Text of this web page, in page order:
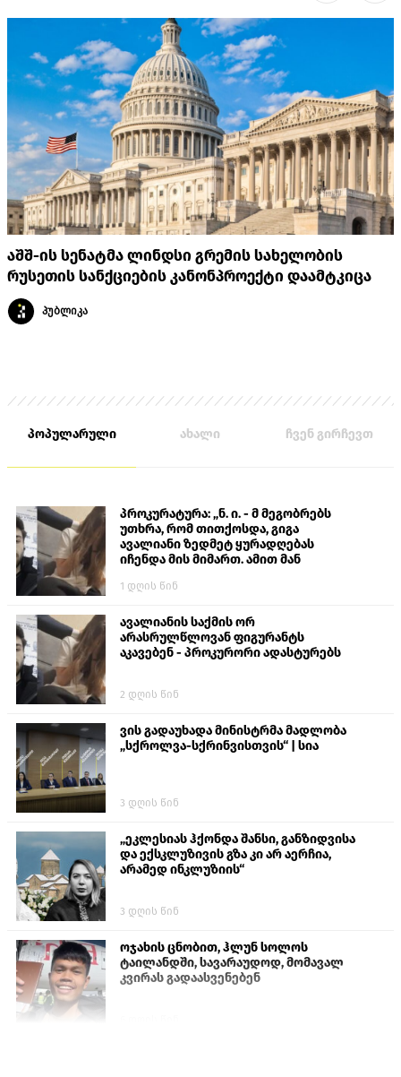
აშშ-ის სენატმა ლინდსი გრემის სახელობის
რუსეთის სანქციების კანონპროექტი დაამტკიცა
პუბლიკა
პოპულარული ახალი ჩვენ გირჩევთ
პროკურატურა: „ნ. ი. - მ მეგობრებს
უთხრა, რომ თითქოსდა, გიგა
ავალიანი ზედმეტ ყურადღებას
იჩენდა მის მიმართ. ამით მან
თავს დასხმოდა გიგა ავალიანს“
1 დღის წინ
ავალიანის საქმის ორ
არასრულწლოვან ფიგურანტს
აკავებენ - პროკურორი ადასტურებს
2 დღის წინ
ვის გადაუხადა მინისტრმა მადლობა
„სქროლვა-სქრინვისთვის“ | სია
3 დღის წინ
„ეკლესიას ჰქონდა შანსი, განზიდვისა
და ექსკლუზივის გზა კი არ აერჩია,
არამედ ინკლუზიის“
3 დღის წინ
ოჯახის ცნობით, ჰლუნ სოლოს
ტაილანდში, სავარაუდოდ, მომავალ
კვირას გადაასვენებენ